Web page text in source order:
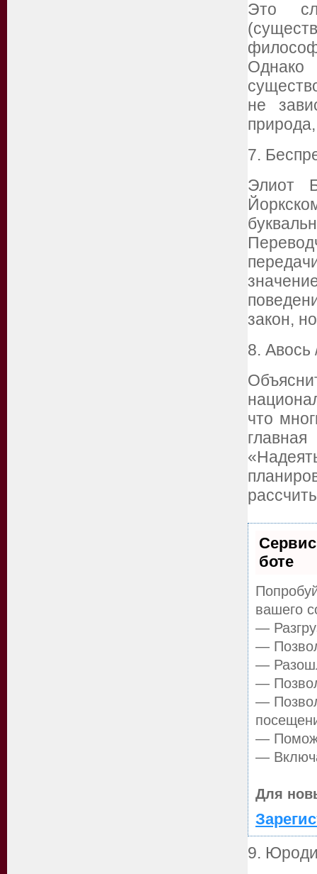
Это
не
7.
Элиот
закон,
8. Авось
что
боте
вашего
—
—
—
—
—
—
—
Для
9.